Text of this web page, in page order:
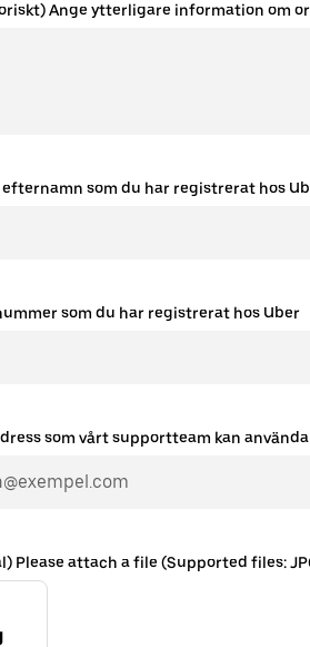
Ange ytterligare information om
efternamn som du har registrerat hos
som du har registrerat hos Uber
som vårt supportteam kan
Please attach a file (Supported files: